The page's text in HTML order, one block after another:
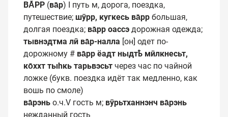
ВА̄РР (ва̄р) I путь м, дорога, поездка,
путешествие; шӯрр, кугкесь ва̄рр большая,
долгая поездка; ва̄рр оассэ дорожная одежда;
тывнэдтма лӣ ва̄р-налла [он] одет по-
дорожному # ва̄рр ёадт ныдтҍ мӣлкнесьт,
ко̄ххт тыһкь тарьвэсьт через час по чайной
ложке (букв. поездка идёт так медленно, как
вошь по смоле)
ва̄рэнь о.ч.V гость м; вӯрьтханнэнч ва̄рэнь
нежданный гость